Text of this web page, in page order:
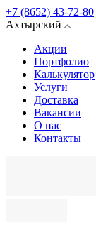
+7 (8652) 43-72-80
Ахтырский
Акции
Портфолио
Калькулятор
Услуги
Доставка
Вакансии
О нас
Контакты